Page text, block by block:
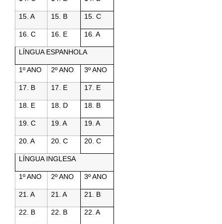
15. A 15. B 15. C
16. C 16. E 16. A
LÍNGUA ESPANHOLA
1º ANO 2º ANO 3º ANO
17. B 17. E 17. E
18. E 18. D 18. B
19. C 19. A 19. A
20. A 20. C 20. C
LÍNGUA INGLESA
1º ANO 2º ANO 3º ANO
21. A 21. A 21. B
22. B 22. B 22. A